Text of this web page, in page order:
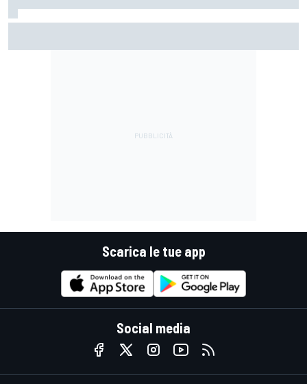
Scarica le tue app
Social media